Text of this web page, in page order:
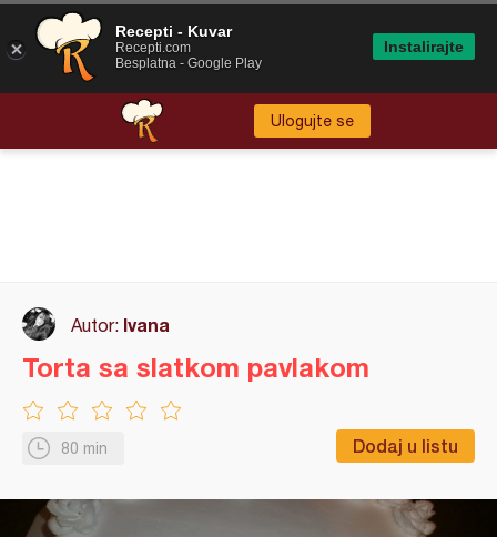
Ulogujte se
Autor: Ivana
80 min Dodaj u listu
Torta sa slatkom pavlakom
Recepti - Kuvar
Recepti.com
Besplatna - Google Play
Instalirajte